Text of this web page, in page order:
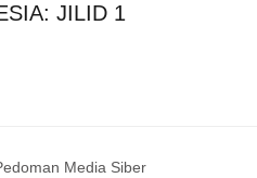
JILID 1
Media Siber